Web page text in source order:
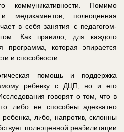
коммуникативности. Помимо
медикаментов, полноценная
в себя занятия с педагогом-
Как правило, для каждого
программа, которая опирается
и способности.
помощь и поддержка
ребенку с ДЦП, но и его
говорят о том, что в
либо не способны адекватно
ребенка, либо, напротив, склонны
полноценной реабилитации